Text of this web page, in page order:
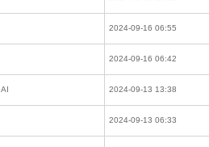
2024-09-16 06:55
2024-09-16 06:42
AI 2024-09-13 13:38
2024-09-13 06:33